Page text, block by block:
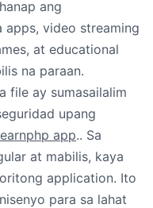
ang
apps, video streaming
at educational
na paraan.
file ay sumasailalim
upang
earnphp app.. Sa
at mabilis, kaya
application. Ito
para sa lahat